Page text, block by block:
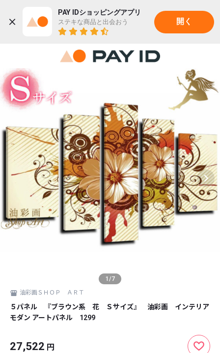
PAY IDショッピングアプリ
ステキな商品と出会おう 開く
1 /7
油彩画ＳＨＯＰ ＡＲＴ
５パネル 『ブラウン系 花 Ｓサイズ』 油彩画 インテリア
モダン アートパネル 1299
27,522 円